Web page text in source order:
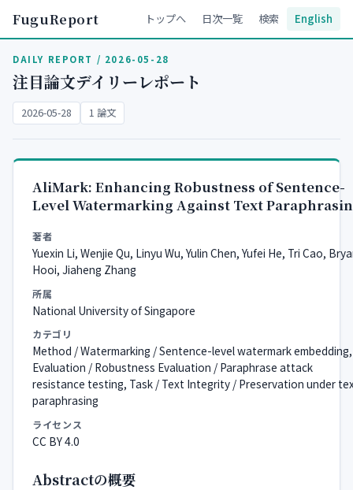
FuguReport トップへ 日次一覧 検索 English
DAILY REPORT / 2026-05-28
注目論文デイリーレポート
2026-05-28 1 論文
AliMark: Enhancing Robustness of Sentence-
Level Watermarking Against Text
著者
Yuexin Li, Wenjie Qu, Linyu Wu, Yulin Chen, Yufei He, Tri Cao,
Hooi, Jiaheng Zhang
所属
National University of Singapore
カテゴリ
Method / Watermarking / Sentence-level watermark embedding,
Evaluation / Robustness Evaluation / Paraphrase attack
resistance testing, Task / Text Integrity / Preservation under
paraphrasing
ライセンス
CC BY 4.0
Abstractの概要